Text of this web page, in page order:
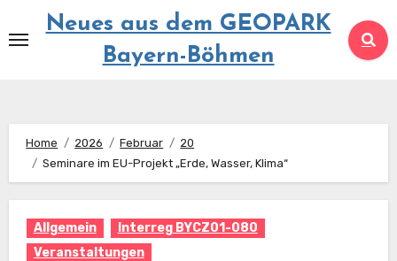
Springe
zum
Neues aus dem GEOPARK
Bayern-Böhmen
Home 2026 Februar
20
Seminare im EU-Projekt „Erde, Wasser, Klima“
Allgemein
Interreg BYCZ01-080
Veranstaltungen